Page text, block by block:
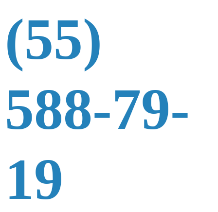
(55)
588-79-
19